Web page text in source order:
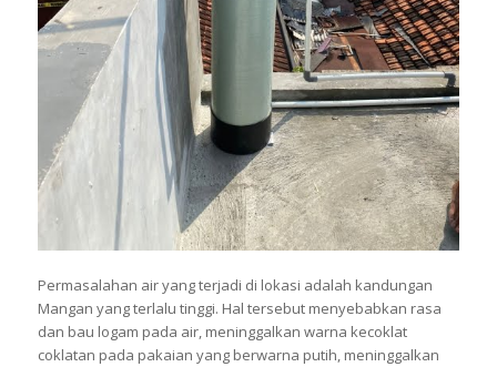
Permasalahan air yang terjadi di lokasi adalah kandungan
Mangan yang terlalu tinggi. Hal tersebut menyebabkan rasa
dan bau logam pada air, meninggalkan warna kecoklat
coklatan pada pakaian yang berwarna putih, meninggalkan